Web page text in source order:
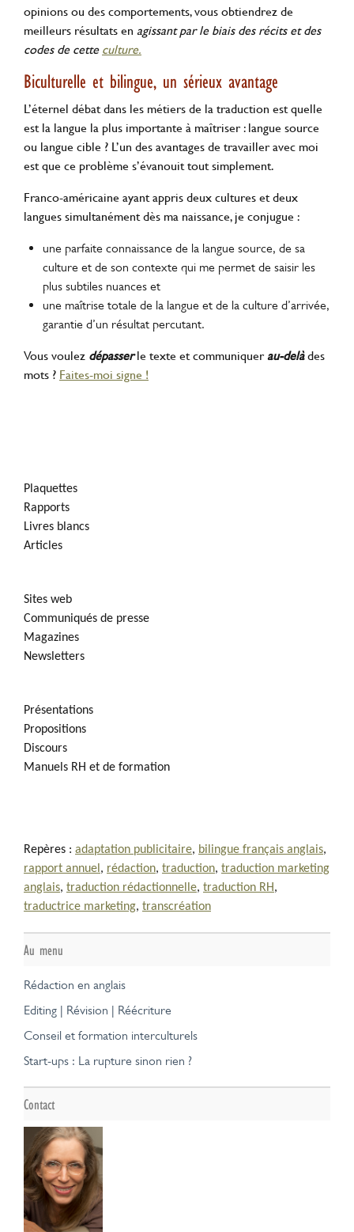
opinions ou des comportements, vous obtiendrez de
meilleurs résultats en agissant par le biais des récits et des
codes de cetteculture.
Biculturelle et bilingue, un sérieux avantage
L’éternel débat dans les métiers de la traduction est quelle
est la langue la plus importante à maîtriser : langue source
ou langue cible ? L’un des avantages de travailler avec moi
est que ce problème s’évanouit tout simplement.
Franco-américaine ayant appris deux cultures et deux
langues simultanément dès ma naissance, je conjugue :
une parfaite connaissance de la langue source, de sa
culture et de son contexte qui me permet de saisir les
plus subtiles nuances et
une maîtrise totale de la langue et de la culture d’arrivée,
garantie d’un résultat percutant.
Vous voulez dépasserle texte et communiquerau-delàdes
mots ? Faites-moi signe !
Plaquettes
Rapports
Livres blancs
Articles
Sites web
Communiqués de presse
Magazines
Newsletters
Présentations
Propositions
Discours
Manuels RH et de formation
Repères : adaptation publicitaire, bilingue français anglais,
rapport annuel , rédaction, traduction, traduction marketing
anglais, traduction rédactionnelle, traduction RH,
traductrice marketing, transcréation
Au menu
Rédaction en anglais
Editing | Révision | Réécriture
Conseil et formation interculturels
Start-ups : La rupture sinon rien ?
Contact